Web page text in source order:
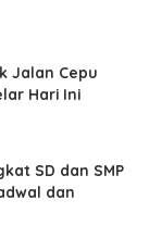
Jalan Cepu
Hari Ini
SD dan SMP
dan